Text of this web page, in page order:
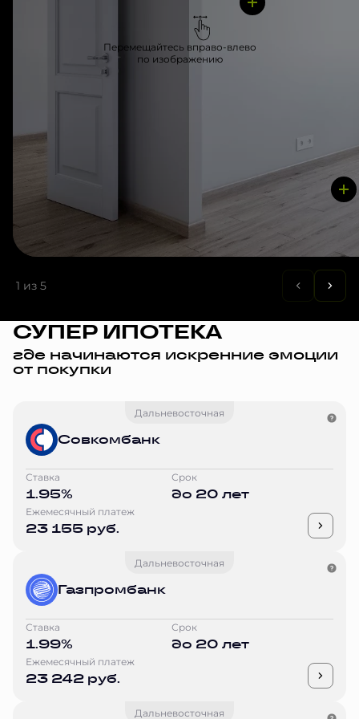
Перемещайтесь вправо-влево
по изображению
1 из 5
СУПЕР ИПОТЕКА
где начинаются искренние эмоции
от покупки
Дальневосточная
Совкомбанк
Ставка
1.95%
Срок
до 20 лет
Ежемесячный платеж
23 155 руб.
Дальневосточная
Газпромбанк
Ставка
1.99%
Срок
до 20 лет
Ежемесячный платеж
23 242 руб.
Дальневосточная